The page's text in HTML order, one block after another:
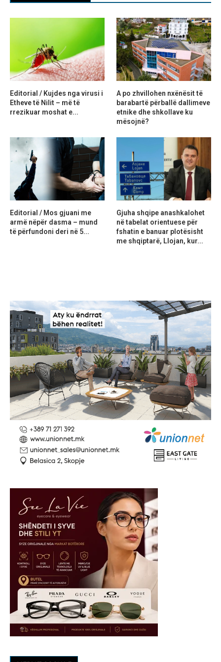
Editorial / Kujdes nga virusi i
Etheve të Nilit – më të
rrezikuar moshat e...
A po zhvillohen nxënësit të
barabartë përballë dallimeve
etnike dhe shkollave ku
mësojnë?
Editorial / Mos gjuani me
armë nëpër dasma – mund
të përfundoni deri në 5...
Gjuha shqipe anashkalohet
në tabelat orientuese për
fshatin e banuar plotësisht
me shqiptarë, Llojan, kur...